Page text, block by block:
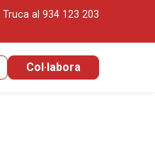
Truca al 934 123 203
Col·labora